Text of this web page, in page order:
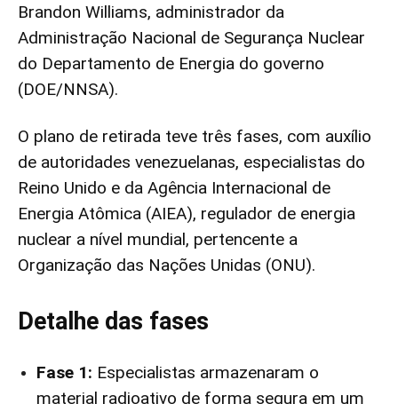
Brandon Williams, administrador da
Administração Nacional de Segurança Nuclear
do Departamento de Energia do governo
(DOE/NNSA).
O plano de retirada teve três fases, com auxílio
de autoridades venezuelanas, especialistas do
Reino Unido e da Agência Internacional de
Energia Atômica (AIEA), regulador de energia
nuclear a nível mundial, pertencente a
Organização das Nações Unidas (ONU).
Detalhe das fases
Fase 1: Especialistas armazenaram o
material radioativo de forma segura em um